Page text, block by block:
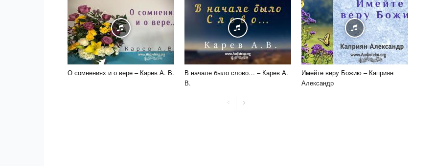
О сомнениях и о вере – Карев А. В.
В начале было слово… – Карев А.
В.
Имейте веру Божию – Каприян
Александр